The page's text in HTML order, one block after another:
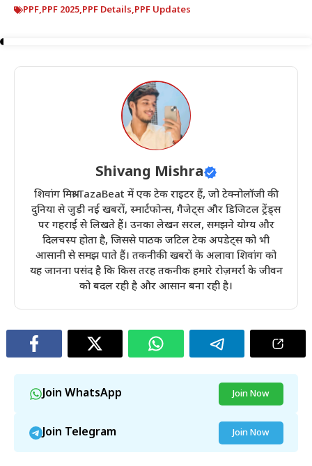
PPF,PPF 2025,PPF Details,PPF Updates
Shivang Mishra
शिवांग मिश्रा TazaBeat में एक टेक राइटर हैं, जो टेक्नोलॉजी की
दुनिया से जुड़ी नई खबरों, स्मार्टफोन्स, गैजेट्स और डिजिटल ट्रेंड्स
पर गहराई से लिखते हैं। उनका लेखन सरल, समझने योग्य और
दिलचस्प होता है, जिससे पाठक जटिल टेक अपडेट्स को भी
आसानी से समझ पाते हैं। तकनीकी खबरों के अलावा शिवांग को
यह जानना पसंद है कि किस तरह तकनीक हमारे रोज़मर्रा के जीवन
को बदल रही है और आसान बना रही है।
Join WhatsApp Join Now
Join Telegram Join Now